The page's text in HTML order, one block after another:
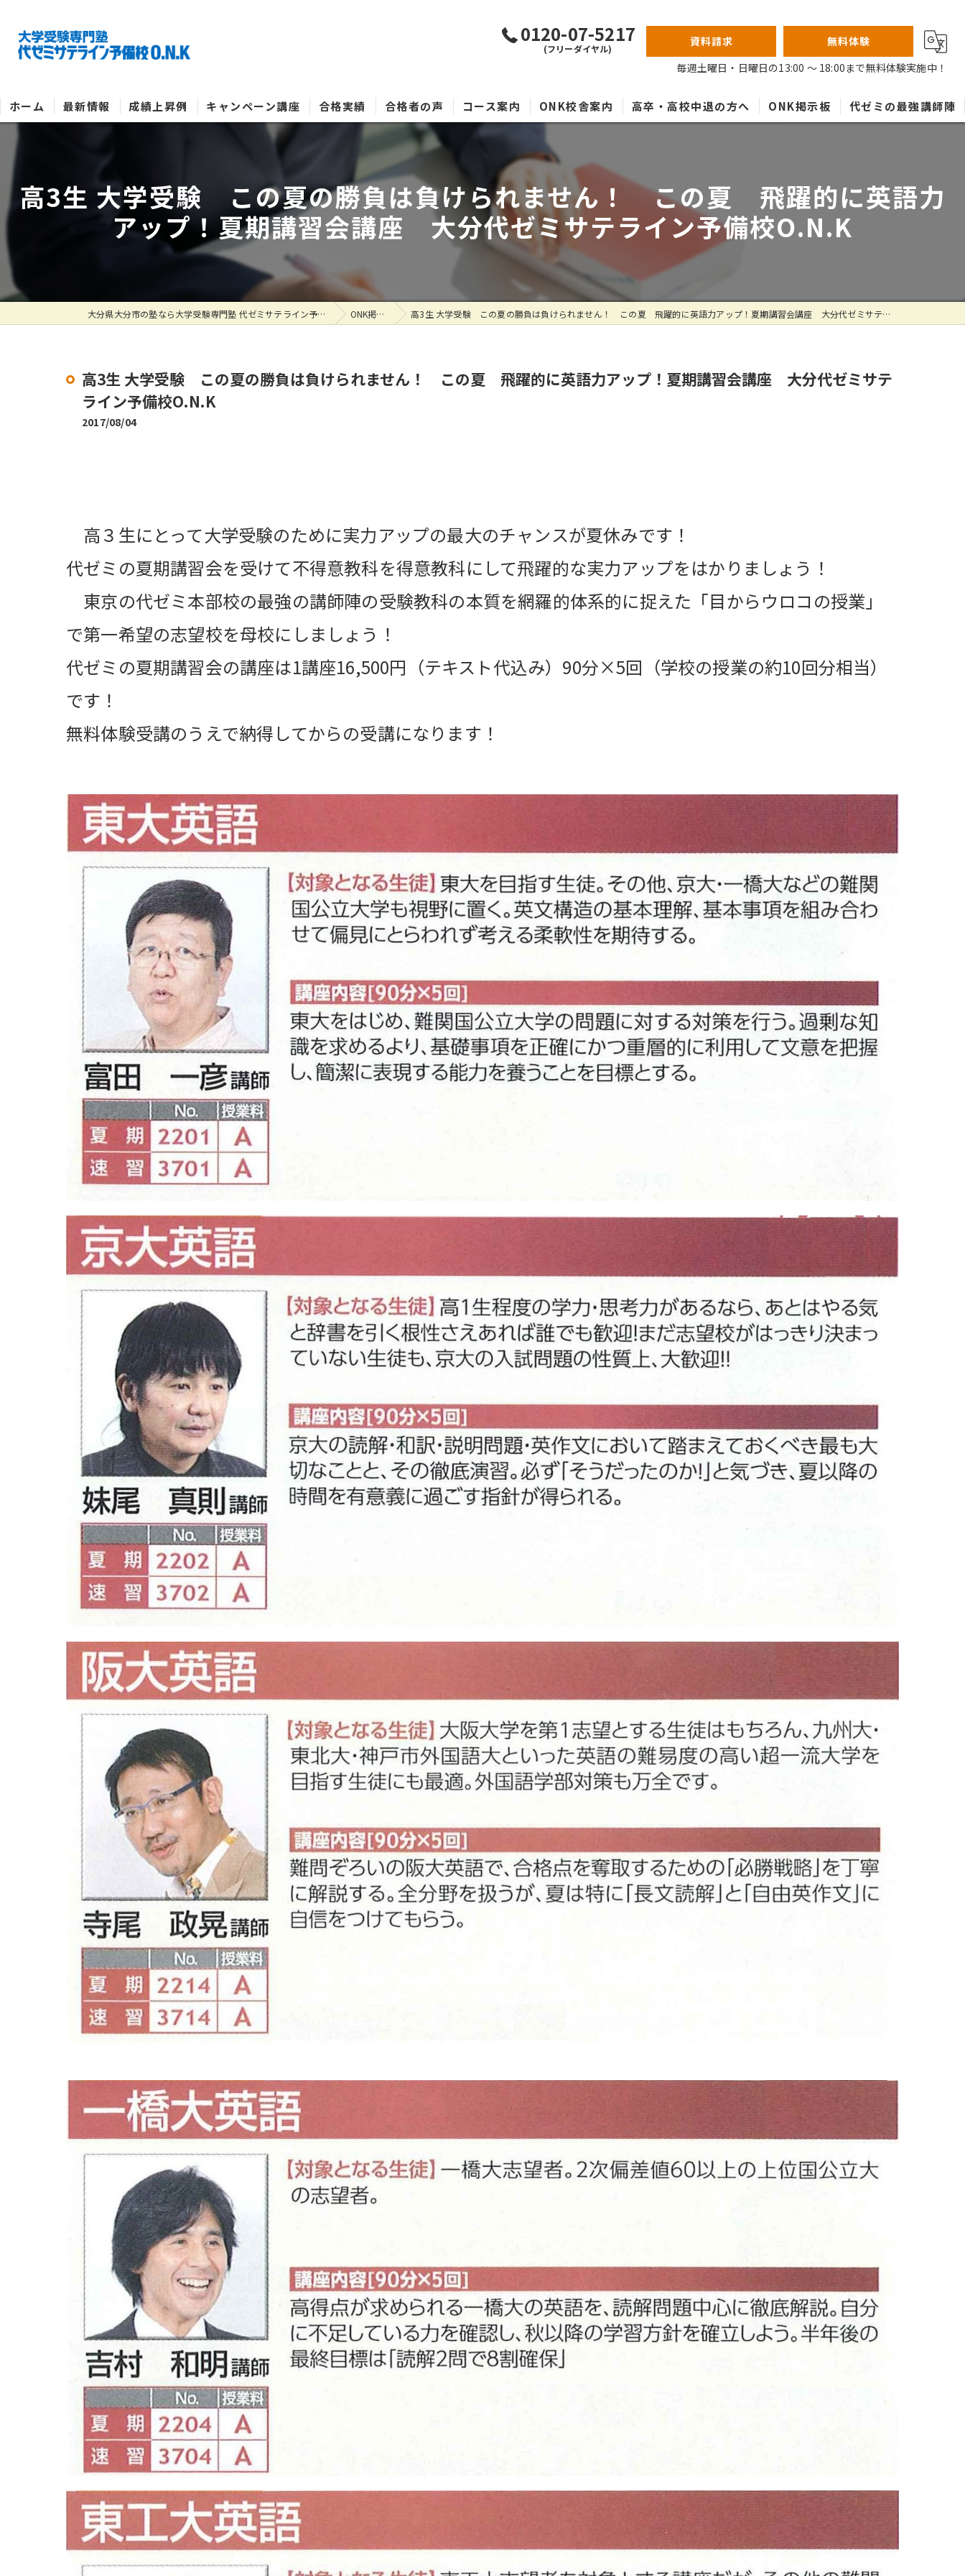
0120-07-5217
(フリーダイヤル)
資料請求
無料体験
毎週土曜日・日曜日の13:00 ～ 18:00まで無料体験実施中！
ホーム 最新情報 成績上昇例 キャンペーン講座 合格実績 合格者の声 コース案内 ONK校舎案内 高卒・高校中退の方へ ONK掲示板 代ゼミの最強講師陣
高3生 大学受験 この夏の勝負は負けられません！ この夏 飛躍的に英語力
アップ！夏期講習会講座 大分代ゼミサテライン予備校O.N.K
大分県大分市の塾なら大学受験専門塾 代ゼミサテライン予備校O.N.K ONK掲示板 高3生 大学受験 この夏の勝負は負けられません！ この夏 飛躍的に英語力アップ！夏期講習会講座 大分代ゼミサテライン予備校O.N.K
高3生 大学受験 この夏の勝負は負けられません！ この夏 飛躍的に英語力アップ！夏期講習会講座 大分代ゼミサテ
ライン予備校O.N.K
2017/08/04
高３生にとって大学受験のために実力アップの最大のチャンスが夏休みです！
代ゼミの夏期講習会を受けて不得意教科を得意教科にして飛躍的な実力アップをはかりましょう！
東京の代ゼミ本部校の最強の講師陣の受験教科の本質を網羅的体系的に捉えた「目からウロコの授業」
で第一希望の志望校を母校にしましょう！
代ゼミの夏期講習会の講座は1講座16,500円（テキスト代込み）90分×5回（学校の授業の約10回分相当）
です！
無料体験受講のうえで納得してからの受講になります！